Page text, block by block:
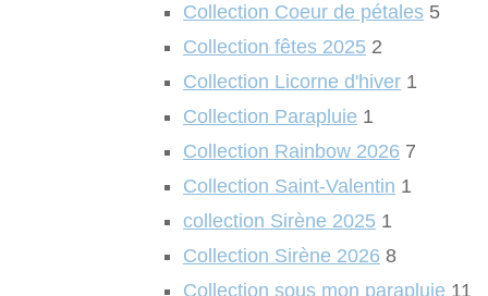
Collection Coeur de pétales 5
Collection fêtes 2025 2
Collection Licorne d'hiver 1
Collection Parapluie 1
Collection Rainbow 2026 7
Collection Saint-Valentin 1
collection Sirène 2025 1
Collection Sirène 2026 8
Collection sous mon parapluie 11